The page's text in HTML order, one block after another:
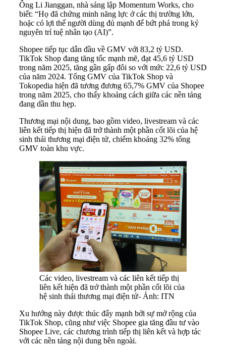
Ông Li Jianggan, nhà sáng lập Momentum Works, cho
biết: “Họ đã chứng minh năng lực ở các thị trường lớn,
hoặc có lợi thế người dùng đủ mạnh để bứt phá trong kỷ
nguyên trí tuệ nhân tạo (AI)”.
Shopee tiếp tục dẫn đầu về GMV với 83,2 tỷ USD.
TikTok Shop đang tăng tốc mạnh mẽ, đạt 45,6 tỷ USD
trong năm 2025, tăng gần gấp đôi so với mức 22,6 tỷ USD
của năm 2024. Tổng GMV của TikTok Shop và
Tokopedia hiện đã tương đương 65,7% GMV của Shopee
trong năm 2025, cho thấy khoảng cách giữa các nền tảng
đang dần thu hẹp.
Thương mại nội dung, bao gồm video, livestream và các
liên kết tiếp thị hiện đã trở thành một phần cốt lõi của hệ
sinh thái thương mại điện tử, chiếm khoảng 32% tổng
GMV toàn khu vực.
Các video, livestream và các liên kết tiếp thị
liên kết hiện đã trở thành một phần cốt lõi của
hệ sinh thái thương mại điện tử- Ảnh: ITN
Xu hướng này được thúc đẩy mạnh bởi sự mở rộng của
TikTok Shop, cũng như việc Shopee gia tăng đầu tư vào
Shopee Live, các chương trình tiếp thị liên kết và hợp tác
với các nền tảng nội dung bên ngoài.